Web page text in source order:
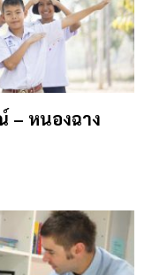
– หนองฉาง